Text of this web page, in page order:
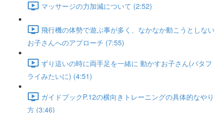
マッサージの力加減について (2:52)
飛行機の体勢で遊ぶ事が多く、なかなか動こうとしない
お子さんへのアプローチ (7:55)
ずり這いの時に両手足を一緒に 動かすお子さん(バタフ
ライみたいに) (4:51)
ガイドブックP.12の横向きトレーニングの具体的なやり
方 (3:46)